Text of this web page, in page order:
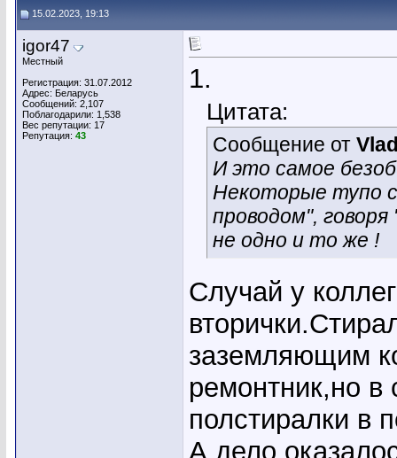
15.02.2023, 19:13
igor47
Местный
Регистрация: 31.07.2012
Адрес: Беларусь
Сообщений: 2,107
Поблагодарили: 1,538
Вес репутации: 17
Репутация: 43
1.
Цитата:
Сообщение от
И это самое
Некоторые тупо
проводом",
не одно и то же !
Случай у
заземляющим
ремонтник,но в
полстиралки в
А дело